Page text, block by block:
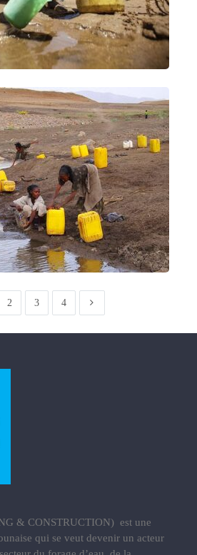
2 3 4
& CONSTRUCTION) est une
qui se veut devenir un acteur